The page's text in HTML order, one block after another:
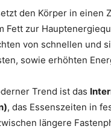
den Körper in einen
Fett zur
von schnellen und
sowie erhöhten
Trend ist das
, das Essenszeiten in
längere